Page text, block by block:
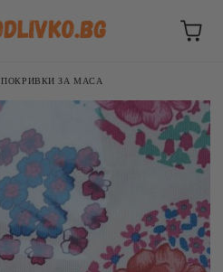
ПОКРИВКИ ЗА МАСА